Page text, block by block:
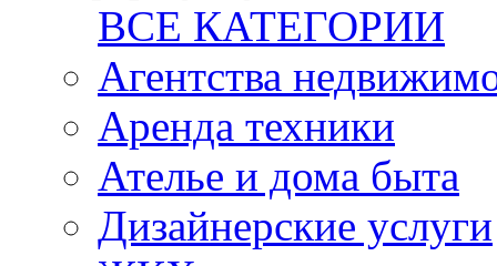
ВСЕ КАТЕГОРИИ
Агентства
Аренда техники
Ателье и дома быта
Дизайнерские услуги